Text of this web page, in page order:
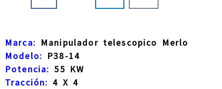
Marca: Manipulador telescopico Merlo
Modelo: P38-14
Potencia: 55 KW
Tracción: 4 X 4